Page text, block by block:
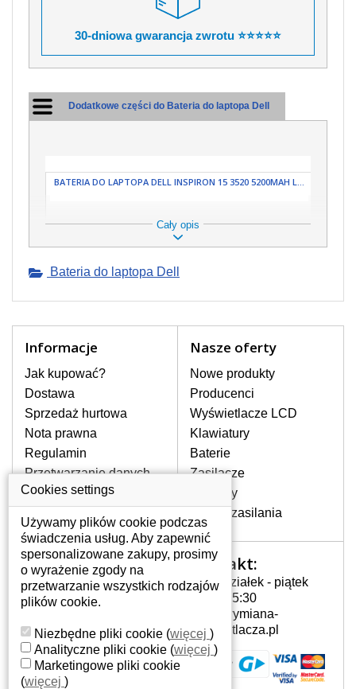
30-dniowa gwarancja zwrotu ⭐⭐⭐⭐⭐
Dodatkowe części do Bateria do laptopa Dell
BATERIA DO LAPTOPA DELL INSPIRON 15 3520 5200MAH L...
W magazynie, natychmiast do wysyłki
197 złz VAT
DO KOSZYKA Dowiedz się więcej
BATERIA DO LAPTOPA DELL INSPIRON 1564 5200MAH LI-I...
Cały opis
Bateria do laptopa Dell
Informacje
Jak kupować?
Dostawa
Sprzedaż hurtowa
Nota prawna
Regulamin
Przetwarzanie danych
osobowych
Gdzie nas znajdziesz
Nasze oferty
Nowe produkty
Producenci
Wyświetlacze LCD
Klawiatury
Baterie
Zasilacze
Zawiasy
Złącza zasilania
Twoje konto
Twoje konto
Dane osobowe
Adresy
Historia zamówień
Kontakt:
Poniedziałek - piątek
7:00 - 15:30
info@wymiana-
wyswietlacza.pl
Cookies settings
Używamy plików cookie podczas
świadczenia usług. Aby zapewnić
spersonalizowane zakupy, prosimy
o wyrażenie zgody na
przetwarzanie wszystkich rodzajów
plików cookie.
Niezbędne pliki cookie (więcej )
Analityczne pliki cookie (więcej )
Marketingowe pliki cookie
(więcej )